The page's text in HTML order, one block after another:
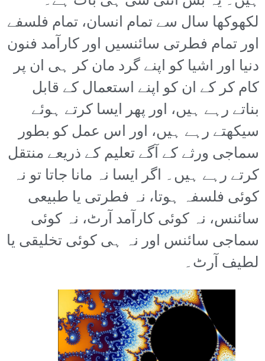
لکھوکھا سال سے تمام انسان، تمام فلسفے
اور تمام فطرتی سائنسیں اور کارآمد فنون
دنیا اور اشیا کو اپنے گرد مان کر ہی ان پر
کام کر کے ان کو اپنے استعمال کے قابل
بناتے رہے ہیں، اور پھر ایسا کرتے ہوئے
سیکھتے رہے ہیں، اور اس عمل کو بطور
سماجی ورثے کے آگے تعلیم کے ذریعے منتقل
کرتے رہے ہیں۔ اگر ایسا نہ مانا جاتا تو نہ
کوئی فلسفہ ہوتا، نہ فطرتی یا طبیعی
سائنس، نہ کوئی کارآمد آرٹ، نہ کوئی
سماجی سائنس اور نہ ہی کوئی تخلیقی یا
لطیف آرٹ۔